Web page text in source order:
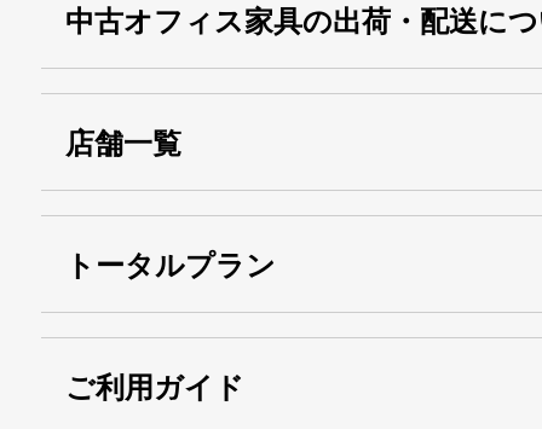
中古オフィス家具の出荷・配送に
店舗一覧
トータルプラン
ご利用ガイド